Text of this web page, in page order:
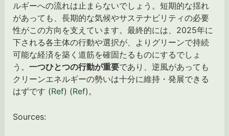
ルギーへの流れは止まらないでしょう。短期的な揺れ
があっても、長期的な気候やサステナビリティの必要
性がこの方向を支えています。最終的には、2025年に
下される各主体の行動や選択が、よりグリーンで持続
可能な経済を築く道筋を確固たるものにするでしょ
う。 一つひとつの行動が重要であり、逆風があっても
クリーンエネルギーの勢いは十分に維持・発展できる
はずです (Ref) (Ref)。
Sources: